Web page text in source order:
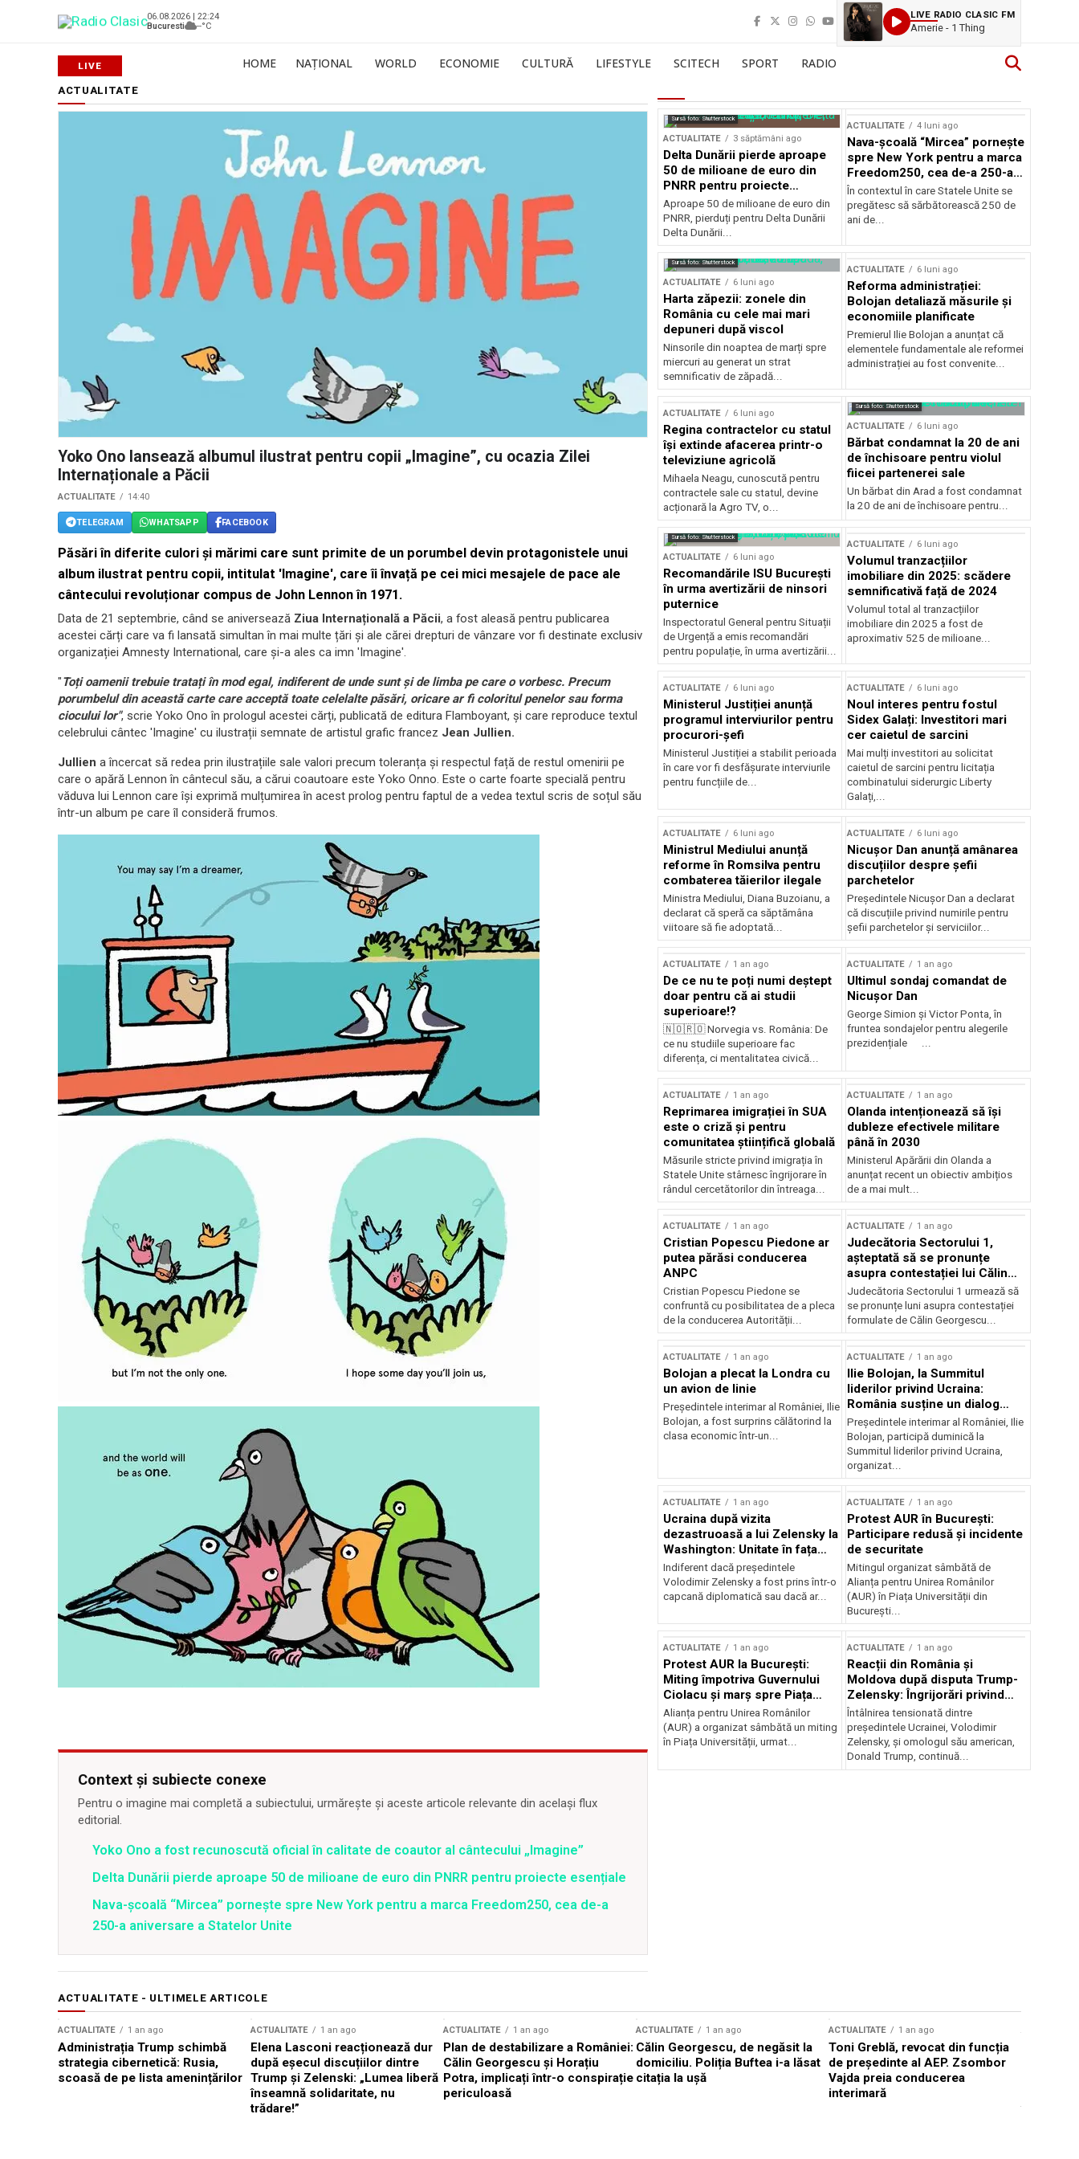
06.08.2026 | 22:24
Bucuresti
--°C
LIVE RADIO CLASIC FM
Amerie - 1 Thing
HOME NAȚIONAL WORLD ECONOMIE CULTURĂ LIFESTYLE SCITECH SPORT RADIO
ACTUALITATE
Yoko Ono lansează albumul ilustrat pentru copii „Imagine”, cu ocazia Zilei
Internaționale a Păcii
ACTUALITATE 14:40
TELEGRAM WHATSAPP FACEBOOK
Păsări în diferite culori și mărimi care sunt primite de un porumbel devin protagonistele unui
album ilustrat pentru copii, intitulat 'Imagine', care îi învață pe cei mici mesajele de pace ale
cântecului revoluționar compus de John Lennon în 1971.
Data de 21 septembrie, când se aniversează Ziua Internațională a Păcii, a fost aleasă pentru publicarea
acestei cărți care va fi lansată simultan în mai multe țări și ale cărei drepturi de vânzare vor fi destinate exclusiv
organizației Amnesty International, care și-a ales ca imn 'Imagine'.
"Toți oamenii trebuie tratați în mod egal, indiferent de unde sunt și de limba pe care o vorbesc. Precum
porumbelul din această carte care acceptă toate celelalte păsări, oricare ar fi coloritul penelor sau forma
ciocului lor", scrie Yoko Ono în prologul acestei cărți, publicată de editura Flamboyant, și care reproduce textul
celebrului cântec 'Imagine' cu ilustrații semnate de artistul grafic francez Jean Jullien.
Jullien a încercat să redea prin ilustrațiile sale valori precum toleranța și respectul față de restul omenirii pe
care o apără Lennon în cântecul său, a cărui coautoare este Yoko Onno. Este o carte foarte specială pentru
văduva lui Lennon care își exprimă mulțumirea în acest prolog pentru faptul de a vedea textul scris de soțul său
într-un album pe care îl consideră frumos.
Context și subiecte conexe
Pentru o imagine mai completă a subiectului, urmărește și aceste articole relevante din același flux
editorial.
Yoko Ono a fost recunoscută oficial în calitate de coautor al cântecului „Imagine”
Delta Dunării pierde aproape 50 de milioane de euro din PNRR pentru proiecte esențiale
Nava-școală “Mircea” pornește spre New York pentru a marca Freedom250, cea de-a
250-a aniversare a Statelor Unite
Sursă foto: Shutterstock
ACTUALITATE 3 săptămâni ago
Delta Dunării pierde aproape
50 de milioane de euro din
PNRR pentru proiecte
esențiale
Aproape 50 de milioane de euro din
PNRR, pierduți pentru Delta Dunării
Delta Dunării...
ACTUALITATE 4 luni ago
Nava-școală “Mircea” pornește
spre New York pentru a marca
Freedom250, cea de-a 250-a
aniversare a Statelor Unite
În contextul în care Statele Unite se
pregătesc să sărbătorească 250 de
ani de...
Sursă foto: Shutterstock
ACTUALITATE 6 luni ago
Harta zăpezii: zonele din
România cu cele mai mari
depuneri după viscol
Ninsorile din noaptea de marți spre
miercuri au generat un strat
semnificativ de zăpadă...
ACTUALITATE 6 luni ago
Reforma administrației:
Bolojan detaliază măsurile și
economiile planificate
Premierul Ilie Bolojan a anunțat că
elementele fundamentale ale reformei
administrației au fost convenite...
ACTUALITATE 6 luni ago
Regina contractelor cu statul
își extinde afacerea printr-o
televiziune agricolă
Mihaela Neagu, cunoscută pentru
contractele sale cu statul, devine
acționară la Agro TV, o...
Sursă foto: Shutterstock
ACTUALITATE 6 luni ago
Bărbat condamnat la 20 de ani
de închisoare pentru violul
fiicei partenerei sale
Un bărbat din Arad a fost condamnat
la 20 de ani de închisoare pentru...
Sursă foto: Shutterstock
ACTUALITATE 6 luni ago
Recomandările ISU București
în urma avertizării de ninsori
puternice
Inspectoratul General pentru Situații
de Urgență a emis recomandări
pentru populație, în urma avertizării...
ACTUALITATE 6 luni ago
Volumul tranzacțiilor
imobiliare din 2025: scădere
semnificativă față de 2024
Volumul total al tranzacțiilor
imobiliare din 2025 a fost de
aproximativ 525 de milioane...
ACTUALITATE 6 luni ago
Ministerul Justiției anunță
programul interviurilor pentru
procurori-șefi
Ministerul Justiției a stabilit perioada
în care vor fi desfășurate interviurile
pentru funcțiile de...
ACTUALITATE 6 luni ago
Noul interes pentru fostul
Sidex Galați: Investitori mari
cer caietul de sarcini
Mai mulți investitori au solicitat
caietul de sarcini pentru licitația
combinatului siderurgic Liberty
Galați,...
ACTUALITATE 6 luni ago
Ministrul Mediului anunță
reforme în Romsilva pentru
combaterea tăierilor ilegale
Ministra Mediului, Diana Buzoianu, a
declarat că speră ca săptămâna
viitoare să fie adoptată...
ACTUALITATE 6 luni ago
Nicușor Dan anunță amânarea
discuțiilor despre șefii
parchetelor
Președintele Nicușor Dan a declarat
că discuțiile privind numirile pentru
șefii parchetelor și serviciilor...
ACTUALITATE 1 an ago
De ce nu te poți numi deștept
doar pentru că ai studii
superioare!?
🇳🇴🇷🇴 Norvegia vs. România: De
ce nu studiile superioare fac
diferența, ci mentalitatea civică...
ACTUALITATE 1 an ago
Ultimul sondaj comandat de
Nicușor Dan
George Simion și Victor Ponta, în
fruntea sondajelor pentru alegerile
prezidențiale ...
ACTUALITATE 1 an ago
Reprimarea imigrației în SUA
este o criză și pentru
comunitatea științifică globală
Măsurile stricte privind imigrația în
Statele Unite stârnesc îngrijorare în
rândul cercetătorilor din întreaga...
ACTUALITATE 1 an ago
Olanda intenționează să își
dubleze efectivele militare
până în 2030
Ministerul Apărării din Olanda a
anunțat recent un obiectiv ambițios
de a mai mult...
ACTUALITATE 1 an ago
Cristian Popescu Piedone ar
putea părăsi conducerea
ANPC
Cristian Popescu Piedone se
confruntă cu posibilitatea de a pleca
de la conducerea Autorității...
ACTUALITATE 1 an ago
Judecătoria Sectorului 1,
așteptată să se pronunțe
asupra contestației lui Călin
Georgescu privind controlul
judiciar
Judecătoria Sectorului 1 urmează să
se pronunțe luni asupra contestației
formulate de Călin Georgescu...
ACTUALITATE 1 an ago
Bolojan a plecat la Londra cu
un avion de linie
Președintele interimar al României, Ilie
Bolojan, a fost surprins călătorind la
clasa economic într-un...
ACTUALITATE 1 an ago
Ilie Bolojan, la Summitul
liderilor privind Ucraina:
România susține un dialog
transatlantic pentru securitate
și stabilitate
Președintele interimar al României, Ilie
Bolojan, participă duminică la
Summitul liderilor privind Ucraina,
organizat...
ACTUALITATE 1 an ago
Ucraina după vizita
dezastruoasă a lui Zelensky la
Washington: Unitate în fața
incertitudinii
Indiferent dacă președintele
Volodimir Zelensky a fost prins într-o
capcană diplomatică sau dacă ar...
ACTUALITATE 1 an ago
Protest AUR în București:
Participare redusă și incidente
de securitate
Mitingul organizat sâmbătă de
Alianța pentru Unirea Românilor
(AUR) în Piața Universității din
București...
ACTUALITATE 1 an ago
Protest AUR la București:
Miting împotriva Guvernului
Ciolacu și marș spre Piața
Victoriei
Alianța pentru Unirea Românilor
(AUR) a organizat sâmbătă un miting
în Piața Universității, urmat...
ACTUALITATE 1 an ago
Reacții din România și
Moldova după disputa Trump-
Zelensky: Îngrijorări privind
securitatea regională
Întâlnirea tensionată dintre
președintele Ucrainei, Volodimir
Zelensky, și omologul său american,
Donald Trump, continuă...
ACTUALITATE - ULTIMELE ARTICOLE
ACTUALITATE 1 an ago
Administrația Trump schimbă
strategia cibernetică: Rusia,
scoasă de pe lista amenințărilor
ACTUALITATE 1 an ago
Elena Lasconi reacționează dur
după eșecul discuțiilor dintre
Trump și Zelenski: „Lumea liberă
înseamnă solidaritate, nu
trădare!”
ACTUALITATE 1 an ago
Plan de destabilizare a României:
Călin Georgescu și Horațiu
Potra, implicați într-o conspirație
periculoasă
ACTUALITATE 1 an ago
Călin Georgescu, de negăsit la
domiciliu. Poliția Buftea i-a lăsat
citația la ușă
ACTUALITATE 1 an ago
Toni Greblă, revocat din funcția
de președinte al AEP. Zsombor
Vajda preia conducerea
interimară